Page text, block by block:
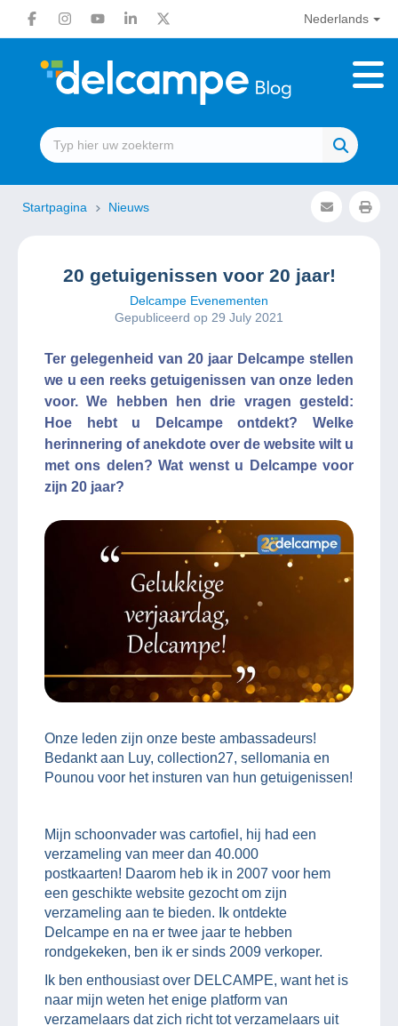
Nederlands
Startpagina Nieuws
20 getuigenissen voor 20 jaar!
Delcampe Evenementen
Gepubliceerd op 29 July 2021
Ter gelegenheid van 20 jaar Delcampe stellen
we u een reeks getuigenissen van onze leden
voor. We hebben hen drie vragen gesteld:
Hoe hebt u Delcampe ontdekt? Welke
herinnering of anekdote over de website wilt u
met ons delen? Wat wenst u Delcampe voor
zijn 20 jaar?
Onze leden zijn onze beste ambassadeurs!
Bedankt aan Luy, collection27, sellomania en
Pounou voor het insturen van hun getuigenissen!
Mijn schoonvader was cartofiel, hij had een
verzameling van meer dan 40.000
postkaarten! Daarom heb ik in 2007 voor hem
een geschikte website gezocht om zijn
verzameling aan te bieden. Ik ontdekte
Delcampe en na er twee jaar te hebben
rondgekeken, ben ik er sinds 2009 verkoper.
Ik ben enthousiast over DELCAMPE, want het is
naar mijn weten het enige platform van
verzamelaars dat zich richt tot verzamelaars uit